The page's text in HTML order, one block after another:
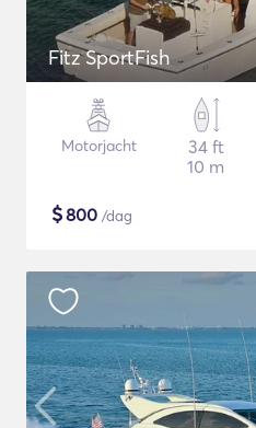
Fitz SportFish
Motorjacht
34 ft
10 m
$800 /dag